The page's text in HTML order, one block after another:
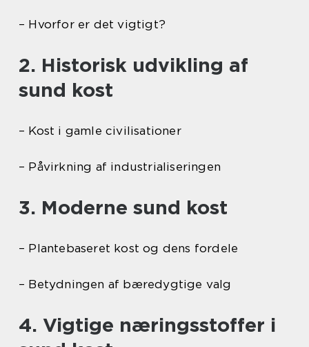
– Hvorfor er det vigtigt?
2. Historisk udvikling af
sund kost
– Kost i gamle civilisationer
– Påvirkning af industrialiseringen
3. Moderne sund kost
– Plantebaseret kost og dens fordele
– Betydningen af bæredygtige valg
4. Vigtige næringsstoffer i